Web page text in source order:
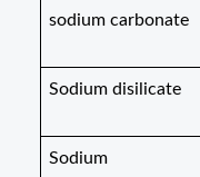
sodium carbonate
Sodium disilicate
Sodium